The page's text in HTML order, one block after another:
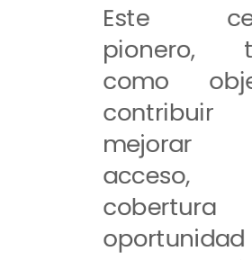
Este
pionero,
como
acceso,